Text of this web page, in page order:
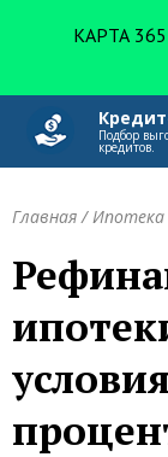
Подбор
кредитов.
Главная/Ипотека
КАРТА